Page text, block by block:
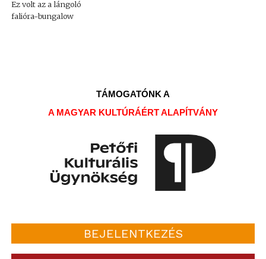
Ez volt az a lángoló
falióra-bungalow
TÁMOGATÓNK A
A MAGYAR KULTÚRÁÉRT ALAPÍTVÁNY
BEJELENTKEZÉS